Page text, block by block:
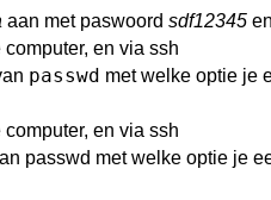
aan met paswoord sdf12345
en via ssh
passwd met welke optie je
en via ssh
passwd met welke optie je